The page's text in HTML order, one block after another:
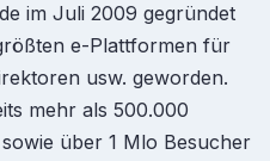
im Juli 2009 gegründet
e-Plattformen für
usw. geworden.
mehr als 500.000
über 1 Mlo Besucher